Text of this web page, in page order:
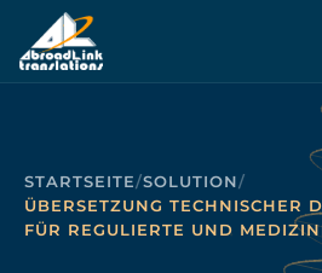
Zum Hauptinhalt springen
STARTSEITE/SOLUTION/
ÜBERSETZUNG TECHNISCHER
FÜR REGULIERTE UND